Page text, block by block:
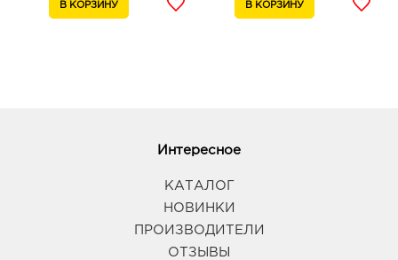
Интересное
КАТАЛОГ
НОВИНКИ
ПРОИЗВОДИТЕЛИ
ОТЗЫВЫ